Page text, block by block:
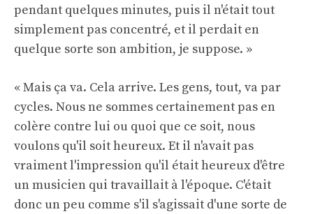
pendant quelques minutes, puis il n'était tout
simplement pas concentré, et il perdait en
quelque sorte son ambition, je suppose. »
« Mais ça va. Cela arrive. Les gens, tout, va par
cycles. Nous ne sommes certainement pas en
colère contre lui ou quoi que ce soit, nous
voulons qu'il soit heureux. Et il n'avait pas
vraiment l'impression qu'il était heureux d'être
un musicien qui travaillait à l'époque. C'était
donc un peu comme s'il s'agissait d'une sorte de